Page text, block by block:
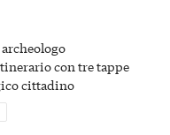
con tre tappe
cittadino